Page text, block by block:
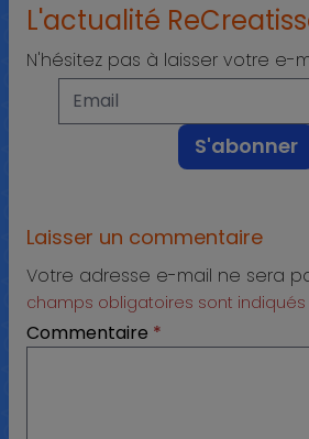
L'actualité
N'hésitez pas à laisser votre e-
Laisser un commentaire
Votre adresse e-mail ne sera
champs obligatoires sont
Commentaire *